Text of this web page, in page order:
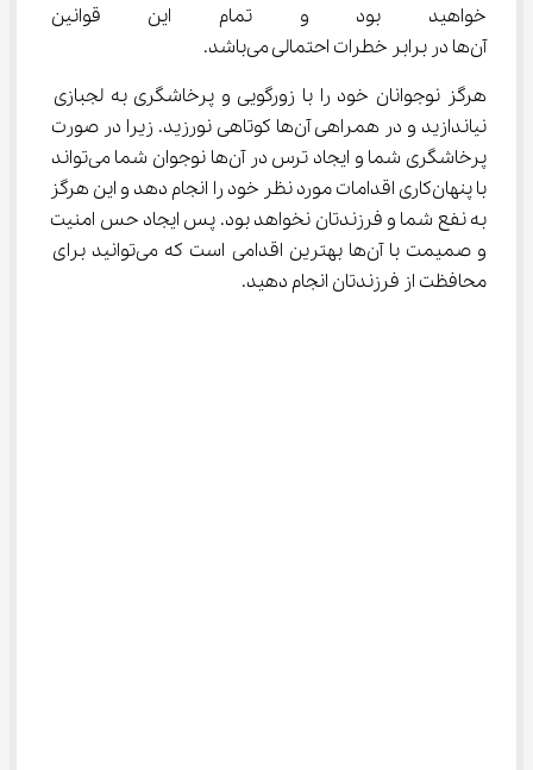
خواهید بود و تمام این قوانین
آن‌ها در برابر خطرات احتمالی می‌باشد.
هرگز نوجوانان خود را با زورگویی و پرخاشگری به لجبازی
نیاندازید و در همراهی آن‌ها کوتاهی نورزید. زیرا در صورت
پرخاشگری شما و ایجاد ترس در آن‌ها نوجوان شما می‌تواند
با پنهان‌کاری اقدامات مورد نظر خود را انجام دهد و این هرگز
به نفع شما و فرزندتان نخواهد بود. پس ایجاد حس امنیت
و صمیمت با آن‌ها بهترین اقدامی است که می‌توانید برای
محافظت از فرزندتان انجام دهید.